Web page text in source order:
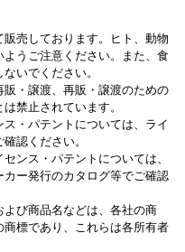
売しております。ヒト、動物
うご注意ください。また、食
いでください。
・譲渡、再販・譲渡のための
禁止されています。
・パテントについては、ライ
認ください。
ンス・パテントについては、
ー発行のカタログ等でご確認
び商品名などは、各社の商
標であり、これらは各所有者